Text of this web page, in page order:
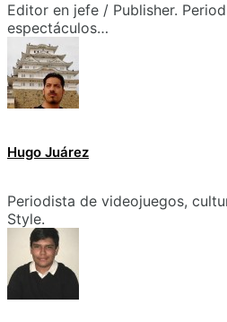
Editor en jefe / Publisher.
espectáculos…
Hugo Juárez
Periodista de videojuegos,
Style.